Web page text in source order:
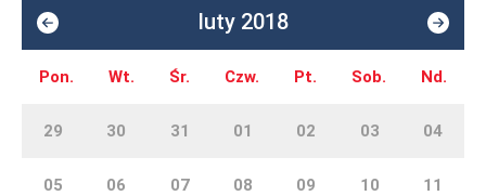
luty 2018
Pon. Wt. Śr. Czw. Pt. Sob. Nd.
29 30 31 01 02 03 04
05 06 07 08 09 10 11